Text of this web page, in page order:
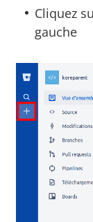
Cliquez
gauche